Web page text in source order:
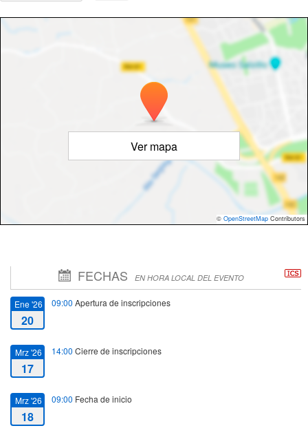
Ver mapa
© OpenStreetMap Contributors
FECHAS EN HORA LOCAL DEL EVENTO
Ene '26
20
09:00 Apertura de inscripciones
Mrz '26
17
14:00 Cierre de inscripciones
Mrz '26
18
09:00 Fecha de inicio